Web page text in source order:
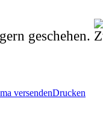
geschehen.
versendenDrucken